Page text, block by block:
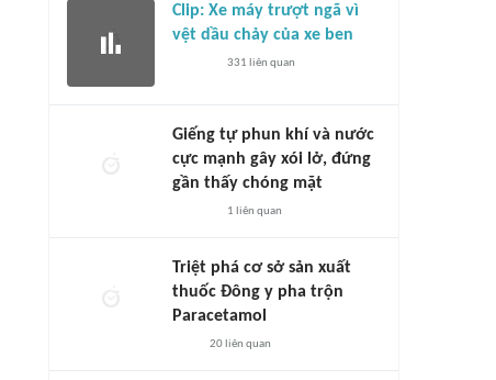
Clip: Xe máy trượt ngã vì
vệt dầu chảy của xe ben
331 liên quan
Giếng tự phun khí và nước
cực mạnh gây xói lở, đứng
gần thấy chóng mặt
1 liên quan
Triệt phá cơ sở sản xuất
thuốc Đông y pha trộn
Paracetamol
20liên quan